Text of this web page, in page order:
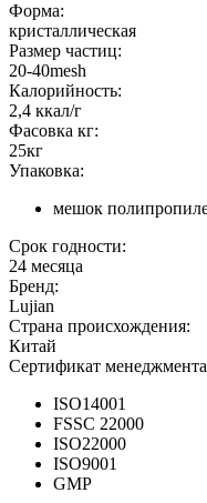
Форма:
кристаллическая
Размер частиц:
20-40mesh
Калорийность:
2,4 ккал/г
Фасовка кг:
25кг
Упаковка:
мешок
Срок годности:
24 месяца
Бренд:
Lujian
Страна происхождения:
Китай
Сертификат менеджмента
ISO14001
FSSC 22000
ISO22000
ISO9001
GMP